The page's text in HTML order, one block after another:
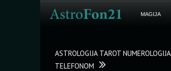
MAGIJA
ASTROLOGIJA TAROT NUMEROLOGIJA
TELEFONOM